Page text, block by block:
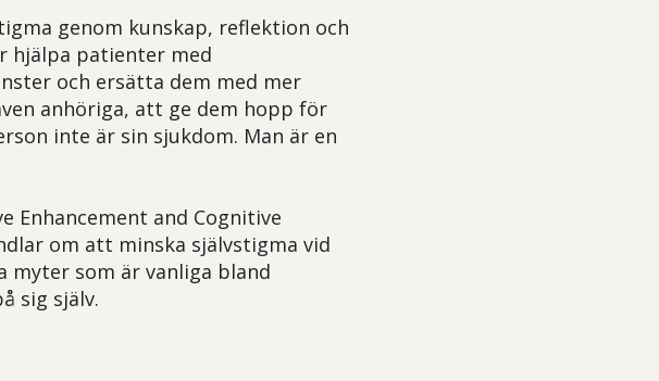
genom kunskap, reflektion och
hjälpa patienter med
och ersätta dem med mer
anhöriga, att ge dem hopp för
inte är sin sjukdom. Man är en
Enhancement and Cognitive
om att minska självstigma vid
myter som är vanliga bland
sig själv.